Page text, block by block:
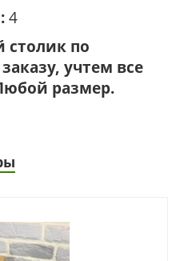
4
по
учтем все
размер.